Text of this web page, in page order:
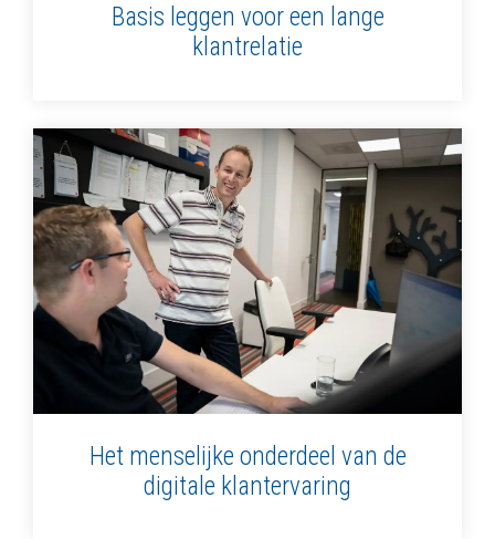
Basis leggen voor een lange
klantrelatie
Het menselijke onderdeel van de
digitale klantervaring